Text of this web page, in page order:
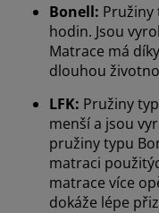
Bonell: Pružiny
hodin. Jsou
Matrace má
dlouhou
LFK: Pružiny
menší a jsou
pružiny typu
matraci
matrace více
dokáže lépe